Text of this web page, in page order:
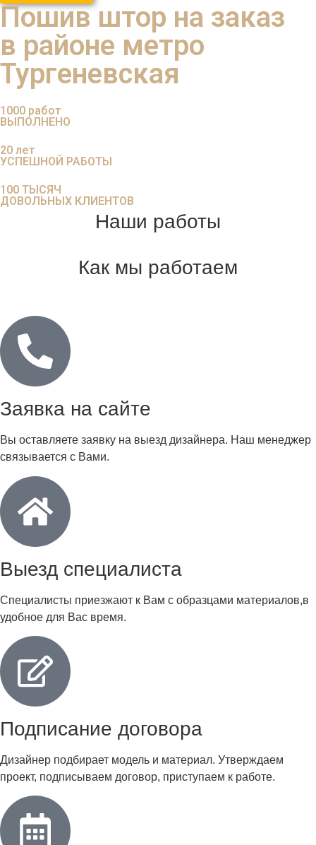
Пошив штор на заказ
в районе метро
Тургеневская
1000 работ
ВЫПОЛНЕНО
20 лет
УСПЕШНОЙ РАБОТЫ
100 ТЫСЯЧ
ДОВОЛЬНЫХ КЛИЕНТОВ
Наши работы
Как мы работаем
Заявка на сайте
Вы оставляете заявку на выезд дизайнера. Наш менеджер
связывается с Вами.
Выезд специалиста
Специалисты приезжают к Вам с образцами материалов,в
удобное для Вас время.
Подписание договора
Дизайнер подбирает модель и материал. Утверждаем
проект, подписываем договор, приступаем к работе.